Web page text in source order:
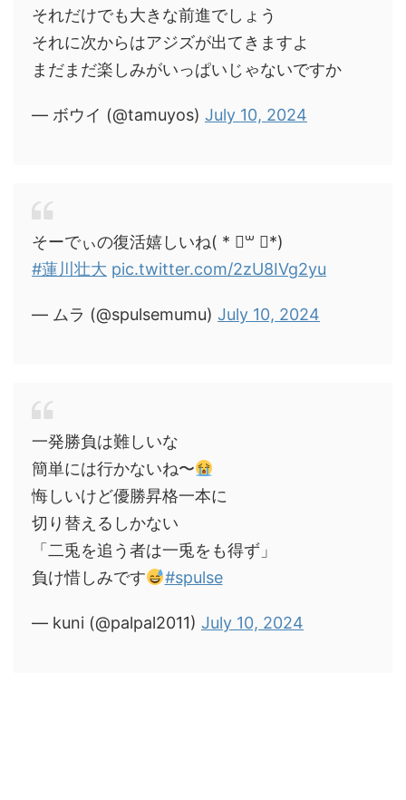
それだけでも大きな前進でしょう
それに次からはアジズが出てきますよ
まだまだ楽しみがいっぱいじゃないですか
— ボウイ (@tamuyos) July 10, 2024
そーでぃの復活嬉しいね( * ॑꒳ ॑*)
#蓮川壮大 pic.twitter.com/2zU8IVg2yu
— ムラ (@spulsemumu) July 10, 2024
一発勝負は難しいな
簡単には行かないね〜
悔しいけど優勝昇格一本に
切り替えるしかない
「二兎を追う者は一兎をも得ず」
負け惜しみです
#spulse
— kuni (@palpal2011) July 10, 2024